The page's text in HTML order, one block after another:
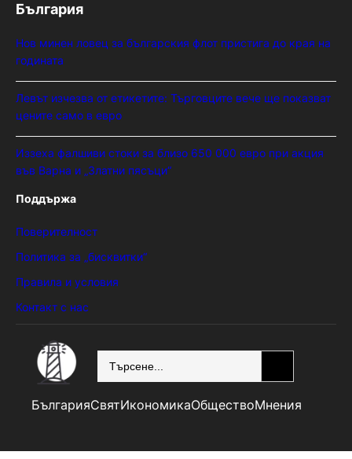
България
Нов минен ловец за българския флот пристига до края на
годината
Левът изчезва от етикетите: Търговците вече ще показват
цените само в евро
Иззеха фалшиви стоки за близо 650 000 евро при акция
във Варна и „Златни пясъци“
Поддържа
Поверителност
Политика за „бисквитки“
Правила и условия
Контакт с нас
БългарияСвятИкономикаОбществоМнения